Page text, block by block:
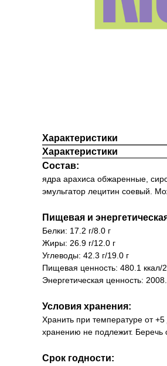
Характеристики
Характеристики
Состав:
ядра арахиса обжаренные,
эмульгатор лецитин соевый.
Пищевая и
Белки: 17.2 г/8.0 г
Жиры: 26.9 г/12.0 г
Углеводы: 42.3 г/19.0 г
Пищевая ценность: 480.1 ккал/
Энергетическая ценность:
Условия хранения:
Хранить при температуре от
хранению не подлежит. Беречь
Срок годности: